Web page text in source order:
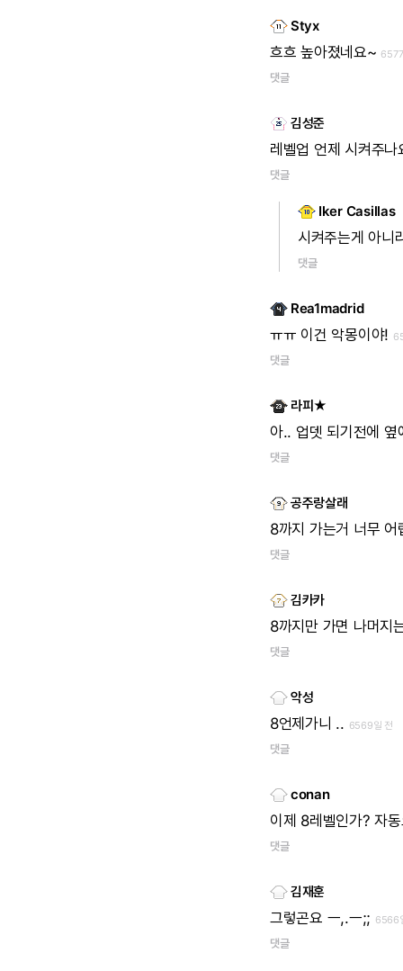
Styx
흐흐 높아졌네요~
댓글
김성준
레벨업 언제 시켜주나
댓글
Iker Casillas
시켜주는게 아니
댓글
Rea1madrid
ㅠㅠ 이건 악몽이야!
댓글
라피★
아.. 업뎃 되기전에 옆
댓글
공주랑살래
8까지 가는거 너무 어
댓글
김카카
8까지만 가면 나머지
댓글
악성
8언제가니 .. 6569일 전
댓글
conan
이제 8레벨인가? 자
댓글
김재훈
그렇곤요 ㅡ,.ㅡ;; 6566
댓글